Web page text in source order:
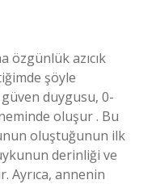
özgünlük azıcık
şöyle
duygusu, 0-
oluşur . Bu
oluştuğunun ilk
derinliği ve
Ayrıca, annenin